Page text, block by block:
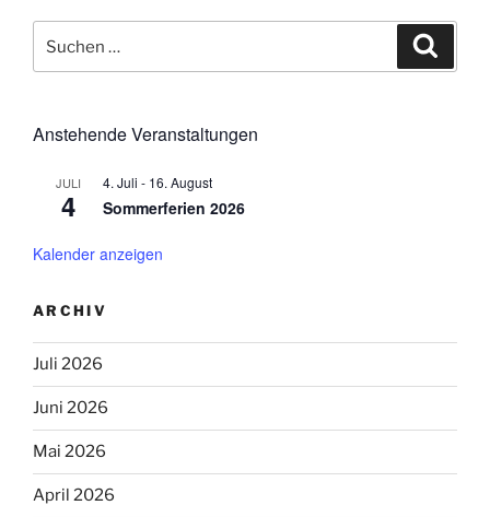
nach:
Anstehende Veranstaltungen
JULI
4
4. Juli - 16. August
Sommerferien 2026
Kalender anzeigen
ARCHIV
Juli 2026
Juni 2026
Mai 2026
April 2026